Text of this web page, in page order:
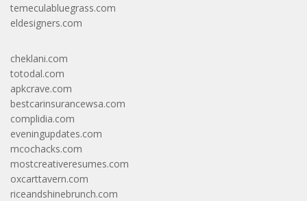
temeculabluegrass.com
eldesigners.com
cheklani.com
totodal.com
apkcrave.com
bestcarinsurancewsa.com
complidia.com
eveningupdates.com
mcochacks.com
mostcreativeresumes.com
oxcarttavern.com
riceandshinebrunch.com